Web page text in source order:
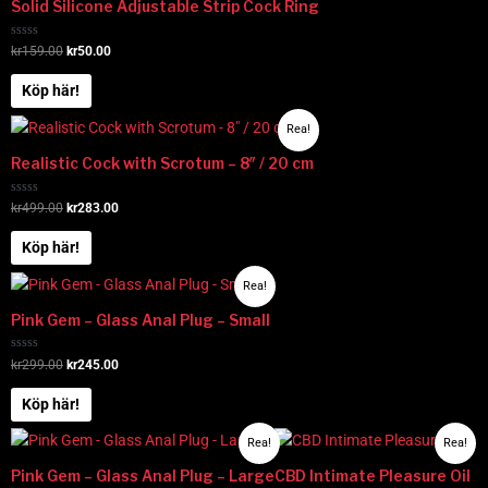
Solid Silicone Adjustable Strip Cock Ring
Betygsatt
av
kr159.00 kr50.00
Köp här!
Rea!
Realistic Cock with Scrotum – 8″ / 20 cm
Betygsatt
av
kr499.00
Det
priset
kr283.00
Det
priset
Köp här!
Rea!
Pink Gem – Glass Anal Plug – Small
Betygsatt
0
av
kr299.00
Det
priset
kr245.00
Det
priset
Köp här!
Rea!
Pink Gem – Glass Anal Plug – Large
Det
priset
Det
priset
Rea!
CBD Intimate Pleasure Oil
Det
priset
Det
nuvarande
priset